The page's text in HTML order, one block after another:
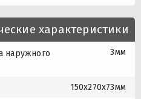
характеристики
наружного
3мм
150x270x73мм